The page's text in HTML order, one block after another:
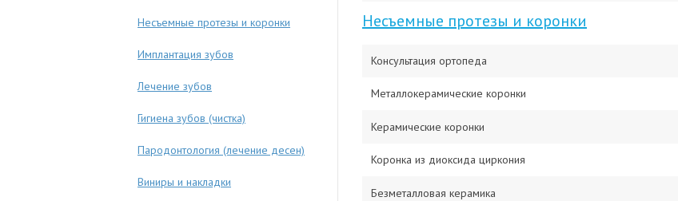
Несъемные протезы и коронки
Консультация ортопеда
Металлокерамические коронки
Керамические коронки
Коронка из диоксида циркония
Безметалловая керамика
Несъемные протезы и коронки
Имплантация зубов
Лечение зубов
Гигиена зубов (чистка)
Пародонтология (лечение десен)
Виниры и накладки